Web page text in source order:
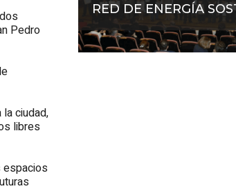
Pedro
ciudad,
libres
espacios
RED DE ENERGÍA